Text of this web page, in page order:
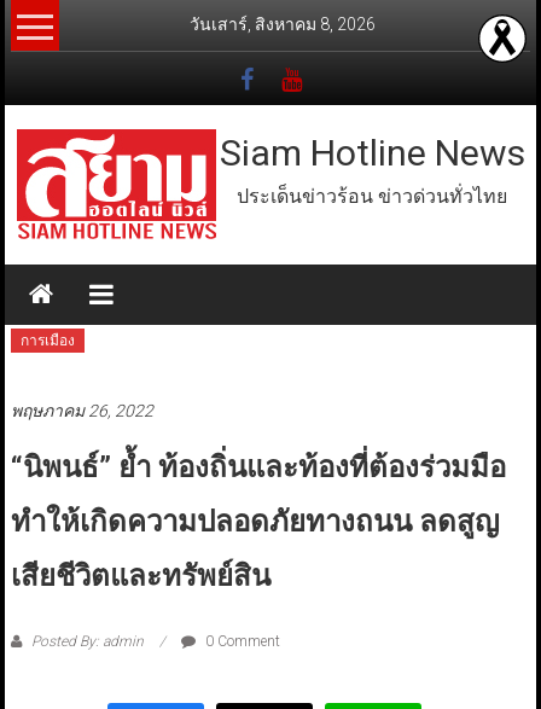
Skip
to
วันเสาร์, สิงหาคม 8, 2026
Siam Hotline News
ประเด็นข่าวร้อน ข่าวด่วนทั่วไทย
การเมือง
พฤษภาคม 26, 2022
“นิพนธ์” ย้ำ ท้องถิ่นและท้องที่ต้องร่วมมือ
ทำให้เกิดความปลอดภัยทางถนน ลดสูญ
เสียชีวิตและทรัพย์สิน
Posted By: admin 0 Comment